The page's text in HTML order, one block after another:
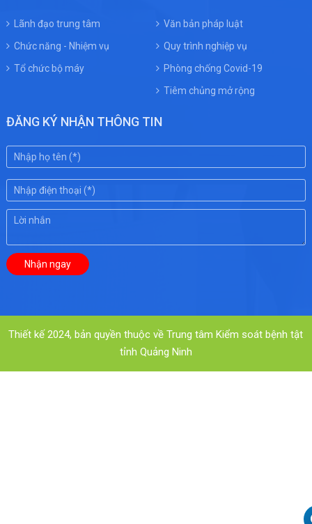
Lãnh đạo trung tâm
Chức năng - Nhiệm vụ
Tổ chức bộ máy
Văn bản pháp luật
Quy trình nghiệp vụ
Phòng chống Covid-19
Tiêm chủng mở rộng
ĐĂNG KÝ NHẬN THÔNG TIN
Thiết kế 2024, bản quyền thuộc về Trung tâm Kiểm soát bệnh tật
tỉnh Quảng Ninh